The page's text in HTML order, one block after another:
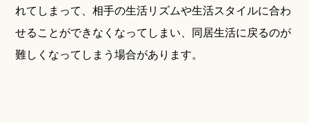
れてしまって、相手の生活リズムや生活スタイルに合わ
せることができなくなってしまい、同居生活に戻るのが
難しくなってしまう場合があります。